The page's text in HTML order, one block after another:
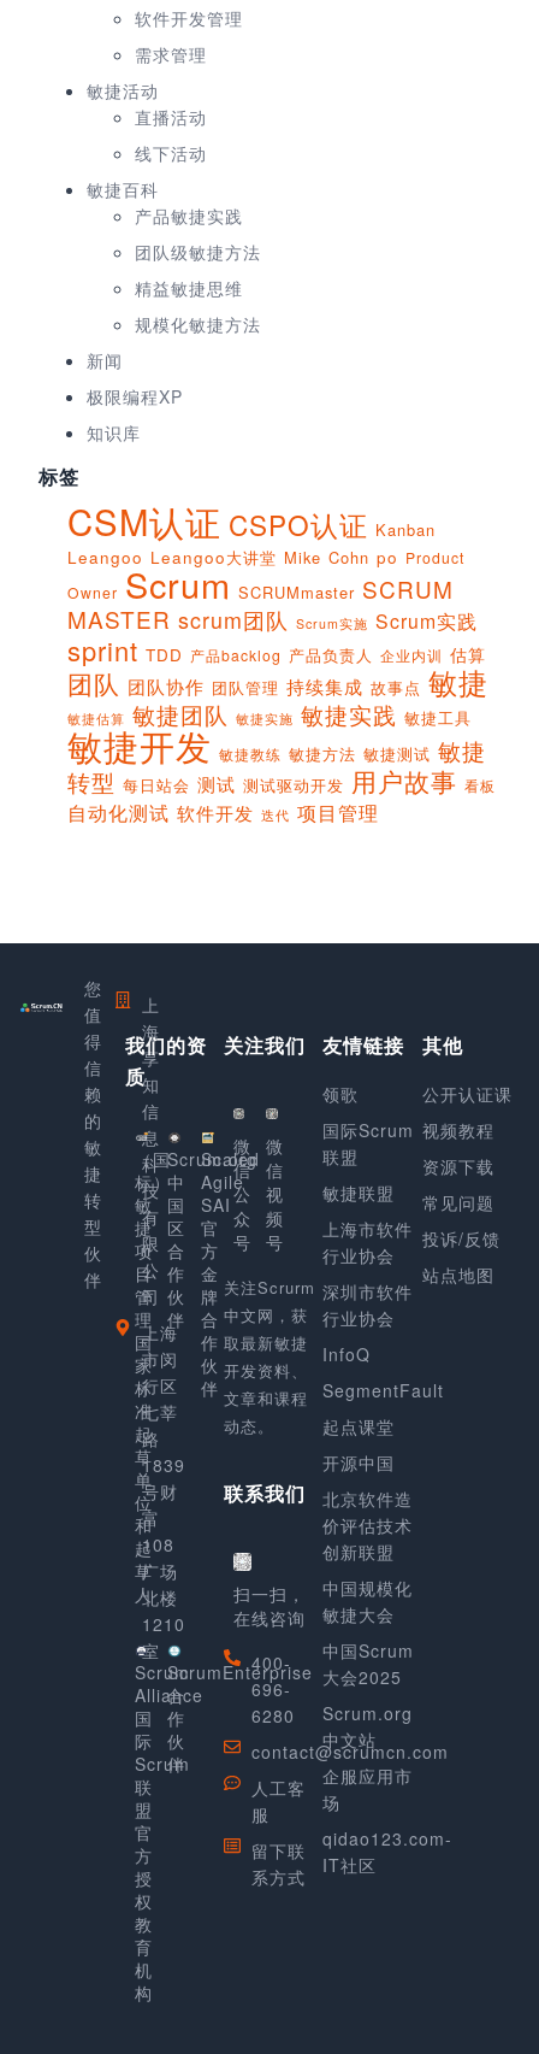
软件开发管理
需求管理
敏捷活动
直播活动
线下活动
敏捷百科
产品敏捷实践
团队级敏捷方法
精益敏捷思维
规模化敏捷方法
新闻
极限编程XP
知识库
标签
CSM认证 CSPO认证 Kanban
Leangoo Leangoo大讲堂 Mike Cohn po Product
Owner Scrum SCRUMmaster SCRUM
MASTER scrum团队 Scrum实施 Scrum实践
sprint TDD 产品backlog 产品负责人 企业内训 估算
团队 团队协作 团队管理 持续集成 故事点 敏捷
敏捷估算 敏捷团队 敏捷实施 敏捷实践 敏捷工具
敏捷开发 敏捷教练 敏捷方法 敏捷测试 敏捷
转型 每日站会 测试 测试驱动开发 用户故事 看板
自动化测试 软件开发 迭代 项目管理
您
值
得
信
赖
的
敏
捷
转
型
伙
伴
上
海
享
知
信
息
科
技
有
限
公
司
上海
市闵
行区
七莘
路
1839
号财
富
108
广场
北楼
1210
室
我们的资
质
（国
标）
敏
捷
项
目
管
理
国
家
标
准
起
草
单
位
和
起
草
人
Scrum.org
中
国
区
合
作
伙
伴
Scaled
Agile
SAI
官
方
金
牌
合
作
伙
伴
Scrum
Alliance
国
际
Scrum
联
盟
官
方
授
权
教
育
机
构
ScrumEnterprise
合
作
伙
伴
关注我们
微
信
公
众
号
微
信
视
频
号
关注Scrurm
中文网，获
取最新敏捷
开发资料、
文章和课程
动态。
联系我们
扫一扫，
在线咨询
400-
696-
6280
contact@scrumcn.com
人工客
服
留下联
系方式
友情链接
领歌
国际Scrum
联盟
敏捷联盟
上海市软件
行业协会
深圳市软件
行业协会
InfoQ
SegmentFault
起点课堂
开源中国
北京软件造
价评估技术
创新联盟
中国规模化
敏捷大会
中国Scrum
大会2025
Scrum.org
中文站
企服应用市
场
qidao123.com-
IT社区
其他
公开认证课
视频教程
资源下载
常见问题
投诉/反馈
站点地图